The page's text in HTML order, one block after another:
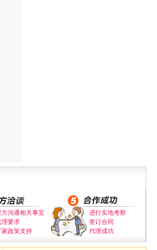
方沟通相关事宜
理要求
家政策支持
进行实地考察
签订合同
代理成功